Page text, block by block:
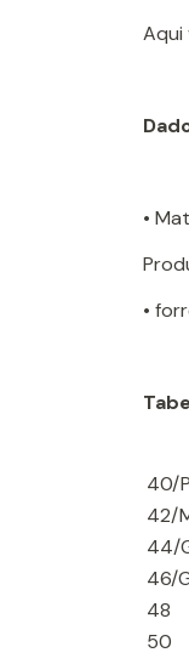
Aqui
•
•
40/P
42/
44/
46/
48
50